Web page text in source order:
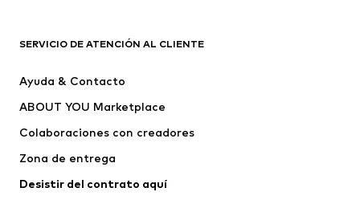
Vestidos
Camisetas y tops
Chaquetas
Jerséis y punto
Ropa interior
Abrigos
SERVICIO DE ATENCIÓN AL CLIENTE
Ayuda & Contacto
ABOUT YOU Marketplace
Colaboraciones con creadores
Zona de entrega
Desistir del contrato aquí